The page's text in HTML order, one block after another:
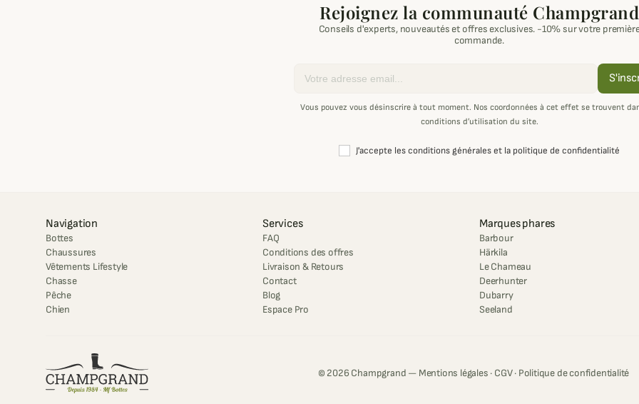
Rejoignez la communauté Champgrand
Conseils d'experts, nouveautés et offres exclusives. -10% sur votre
commande.
Vous pouvez vous désinscrire à tout moment. Nos coordonnées à cet effet se trouvent
conditions d’utilisation du site.
J'accepte les conditions générales et la politique de confidentialité
Navigation
Bottes
Chaussures
Vêtements Lifestyle
Chasse
Pêche
Chien
Services
FAQ
Conditions des offres
Livraison & Retours
Contact
Blog
Espace Pro
Marques phares
Barbour
Härkila
Le Chameau
Deerhunter
Dubarry
Seeland
© 2026 Champgrand — Mentions légales · CGV· Politique de confidentialité